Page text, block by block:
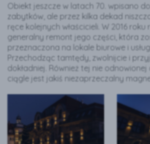
Obiekt jeszcze w latach 70. wpisano
zabytków, ale przez kilka dekad
ręce kolejnych właścicieli. W 2016 roku
generalny remont jego części, która
przeznaczona na lokale biurowe i
Przechodząc tamtędy, zwolnijcie i
dokładniej. Również tej nie
ciągle jest jakiś niezaprzeczalny